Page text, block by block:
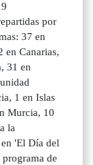
por
37 en
en Canarias,
31 en
1 en Islas
Murcia, 10
la
'El Día del
de